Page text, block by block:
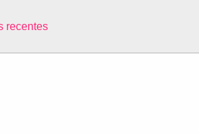
recentes